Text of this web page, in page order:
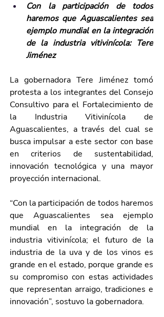
Con la participación de todos
haremos que Aguascalientes sea
ejemplo mundial en la integración
de la industria vitivinícola: Tere
Jiménez
La gobernadora Tere Jiménez tomó
protesta a los integrantes del Consejo
Consultivo para el Fortalecimiento de
la Industria Vitivinícola de
Aguascalientes, a través del cual se
busca impulsar a este sector con base
en criterios de sustentabilidad,
innovación tecnológica y una mayor
proyección internacional.
“Con la participación de todos haremos
que Aguascalientes sea ejemplo
mundial en la integración de la
industria vitivinícola; el futuro de la
industria de la uva y de los vinos es
grande en el estado, porque grande es
su compromiso con estas actividades
que representan arraigo, tradiciones e
innovación”, sostuvo la gobernadora.